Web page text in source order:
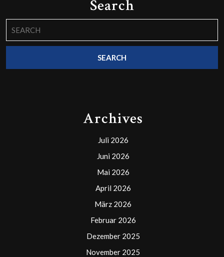
Search
for:
Archives
Juli 2026
Juni 2026
Mai 2026
April 2026
März 2026
Februar 2026
Dezember 2025
November 2025